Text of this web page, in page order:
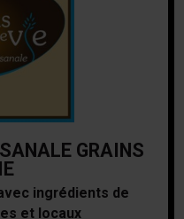
GRAINS
ingrédients de
et locaux